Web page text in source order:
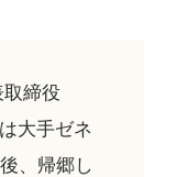
取締役
大手ゼネ
、帰郷し